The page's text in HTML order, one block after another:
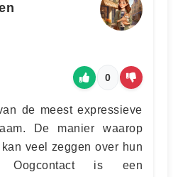
0
de meest expressieve
De manier waarop
veel zeggen over hun
Oogcontact is een